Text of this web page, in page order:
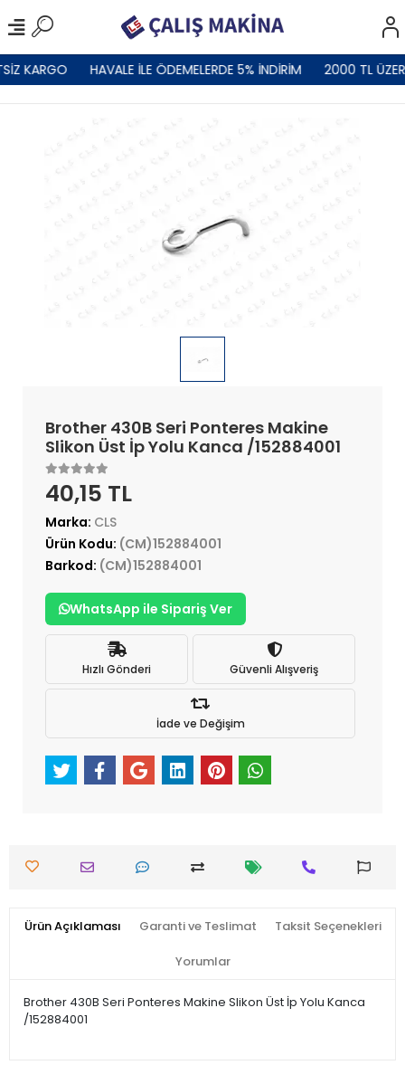
KARGO HAVALE İLE ÖDEMELERDE 5% İNDİRİM 2000 TL
Brother 430B Seri Ponteres Makine
Slikon Üst İp Yolu Kanca /152884001
40,15 TL
Marka: CLS
Ürün Kodu: (CM)152884001
Barkod: (CM)152884001
WhatsApp ile Sipariş Ver
Hızlı Gönderi Güvenli Alışveriş
İade ve Değişim
Ürün Açıklaması Garanti ve Teslimat Taksit Seçenekleri
Yorumlar
Brother 430B Seri Ponteres Makine Slikon Üst İp Yolu Kanca
/152884001